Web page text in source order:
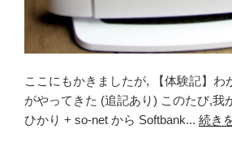
ここにもかきましたが, 【体験記】わ
がやってきた (追記あり) このたび,我
ひかり + so-net から Softbank... 続き